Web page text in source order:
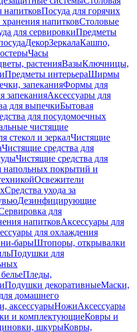
напитковПосуда для горячих
напитковСтоловые
для сервировкиПредметы
ДекорЗеркалаКашпо,
Часы
растенияВазыКлючницы,
Предметы интерьераШирмы
запеканияФормы для
запеканияАксессуары для
для выпечкиБытовая
для посудомоечных
чистящие
стекол и зеркалЧистящие
Чистящие средства для
Чистящие средства для
напольных покрытий и
Освежители
Средства ухода за
Дезинфицирующие
для
напитковАксессуары для
для охлаждения
барыШтопоры, открывалки
Подушки для
Пледы,
Подушки декоративныеМаски,
домашнего
аксессуарыНожиАксессуары
и комплектующиеКовры и
шкурыКовры,